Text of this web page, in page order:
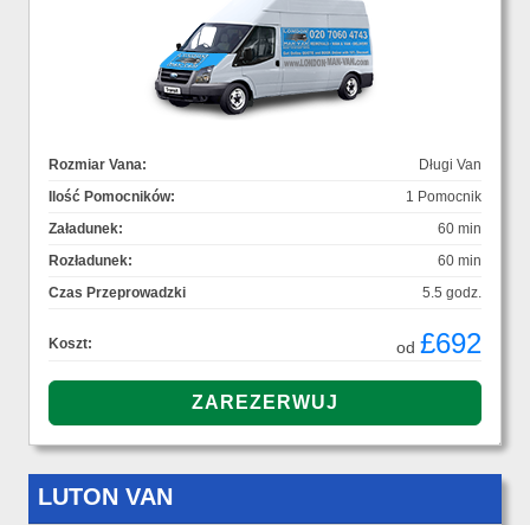
Rozmiar Vana:
Długi Van
Ilość Pomocników:
1 Pomocnik
Załadunek:
60 min
Rozładunek:
60 min
Czas Przeprowadzki
5.5 godz.
Koszt: od £692
LUTON VAN